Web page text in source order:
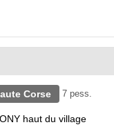
Corse 7 pess.
haut du village